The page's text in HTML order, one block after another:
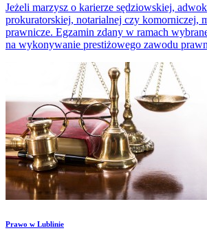
Jeżeli marzysz o karierze sędziowskiej,
prokuratorskiej, notarialnej czy komorniczej,
prawnicze. Egzamin zdany w ramach
na wykonywanie prestiżowego zawodu
​Prawo w Lublinie